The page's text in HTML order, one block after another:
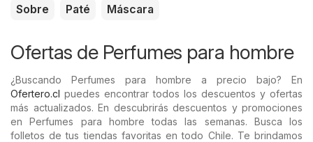
Sobre
Paté Máscara
Ofertas de Perfumes para hombre
¿Buscando Perfumes para hombre a precio bajo? En
Ofertero.cl puedes encontrar todos los descuentos y ofertas
más actualizados. En descubrirás descuentos y promociones
en Perfumes para hombre todas las semanas. Busca los
folletos de tus tiendas favoritas en todo Chile. Te brindamos